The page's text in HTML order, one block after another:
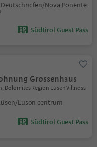
Deutschnofen/Nova Ponente
Südtirol Guest Pass
Grossenhaus
Dolomites Region Lüsen Villnöss
Luson centrum
Südtirol Guest Pass